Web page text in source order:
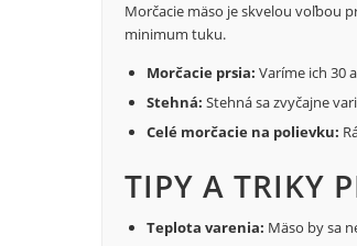
Morčacie mäso je skvelou voľbou
minimum tuku.
Morčacie prsia: Varíme ich 30
Stehná: Stehná sa zvyčajne
Celé morčacie na polievku:
TIPY A TRIKY
Teplota varenia: Mäso by sa